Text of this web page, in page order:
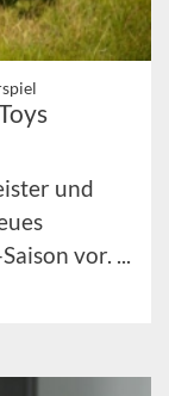
und
vor. ...